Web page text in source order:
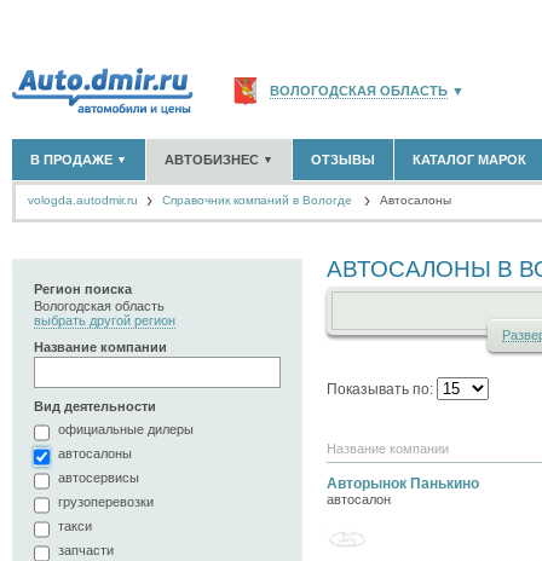
ВОЛОГОДСКАЯ ОБЛАСТЬ ▼
МОСКВА И ОБЛАСТЬ(58183)
САНКТ-ПЕТЕРБУРГ И ОБЛАСТЬ
КРЫМ РЕСПУБЛИКА(412)
СПИСОК ВСЕХ РЕГИОНОВ
В ПРОДАЖЕ ▼
НОВЫЕ АВТОМОБИЛИ(311)
АВТОБИЗНЕС ▼
ОФИЦИАЛЬНЫЕ ДИЛЕРЫ(12)
ЗАПЧАСТИ
ОТЗЫВЫ КАТАЛОГ МАРОК
vologda.autodmir.ru Cправочник компаний в Вологде Автосалоны
Регион поиска
Вологодская область
выбрать другой регион
Название компании
Вид деятельности
официальные дилеры
автосалоны
автосервисы
грузоперевозки
такси
запчасти
АВТОСАЛОНЫ В
Раз
Показывать по:
Название компании
Авторынок Панькино
автосалон